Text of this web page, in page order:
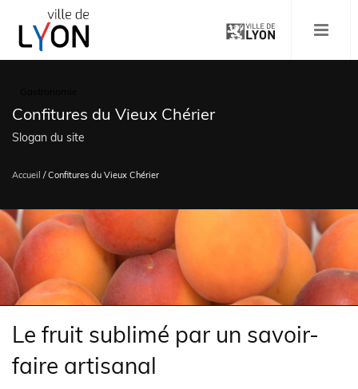
contenu
principal
MENU
Confitures du Vieux Chérier
Slogan du site
d'Ariane
Accueil / Confitures du Vieux Chérier
Le fruit sublimé par un savoir-
faire artisanal